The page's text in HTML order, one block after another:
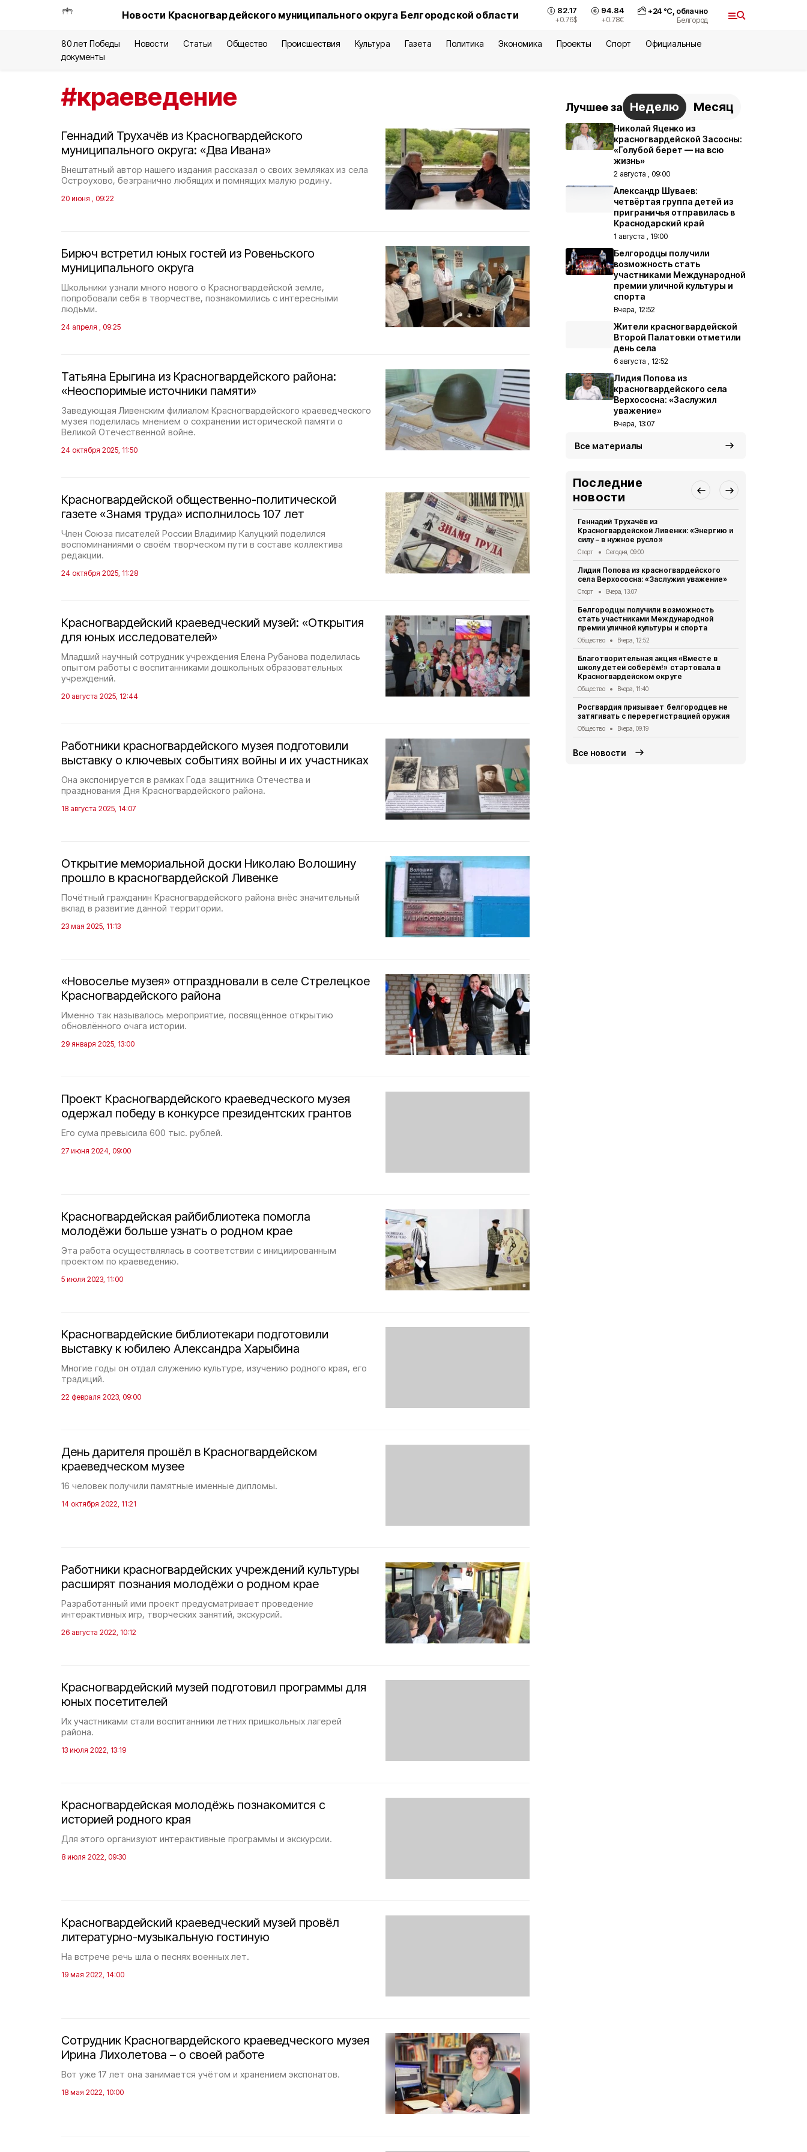
Новости Красногвардейского муниципального округа Белгородской области 82.17
+0.76$
94.84
+0.78€
+24°С, облачно
Белгород
80 лет Победы Новости Статьи Общество Происшествия Культура Газета Политика Экономика Проекты Спорт
Официальные
документы
#краеведение
Геннадий Трухачёв из Красногвардейского
муниципального округа: «Два Ивана»
Внештатный автор нашего издания рассказал о своих земляках из села
Остроухово, безгранично любящих и помнящих малую родину.
20 июня , 09:22
Бирюч встретил юных гостей из Ровеньского
муниципального округа
Школьники узнали много нового о Красногвардейской земле,
попробовали себя в творчестве, познакомились с интересными
людьми.
24 апреля , 09:25
Татьяна Ерыгина из Красногвардейского района:
«Неоспоримые источники памяти»
Заведующая Ливенским филиалом Красногвардейского краеведческого
музея поделилась мнением о сохранении исторической памяти о
Великой Отечественной войне.
24 октября 2025, 11:50
Красногвардейской общественно-политической
газете «Знамя труда» исполнилось 107 лет
Член Союза писателей России Владимир Калуцкий поделился
воспоминаниями о своём творческом пути в составе коллектива
редакции.
24 октября 2025, 11:28
Красногвардейский краеведческий музей: «Открытия
для юных исследователей»
Младший научный сотрудник учреждения Елена Рубанова поделилась
опытом работы с воспитанниками дошкольных образовательных
учреждений.
20 августа 2025, 12:44
Работники красногвардейского музея подготовили
выставку о ключевых событиях войны и их участниках
Она экспонируется в рамках Года защитника Отечества и
празднования Дня Красногвардейского района.
18 августа 2025, 14:07
Открытие мемориальной доски Николаю Волошину
прошло в красногвардейской Ливенке
Почётный гражданин Красногвардейского района внёс значительный
вклад в развитие данной территории.
23 мая 2025, 11:13
«Новоселье музея» отпраздновали в селе Стрелецкое
Красногвардейского района
Именно так называлось мероприятие, посвящённое открытию
обновлённого очага истории.
29 января 2025, 13:00
Проект Красногвардейского краеведческого музея
одержал победу в конкурсе президентских грантов
Его сума превысила 600 тыс. рублей.
27 июня 2024, 09:00
Красногвардейская райбиблиотека помогла
молодёжи больше узнать о родном крае
Эта работа осуществлялась в соответствии с инициированным
проектом по краеведению.
5 июля 2023, 11:00
Красногвардейские библиотекари подготовили
выставку к юбилею Александра Харыбина
Многие годы он отдал служению культуре, изучению родного края, его
традиций.
22 февраля 2023, 09:00
День дарителя прошёл в Красногвардейском
краеведческом музее
16 человек получили памятные именные дипломы.
14 октября 2022, 11:21
Работники красногвардейских учреждений культуры
расширят познания молодёжи о родном крае
Разработанный ими проект предусматривает проведение
интерактивных игр, творческих занятий, экскурсий.
26 августа 2022, 10:12
Красногвардейский музей подготовил программы для
юных посетителей
Их участниками стали воспитанники летних пришкольных лагерей
района.
13 июля 2022, 13:19
Красногвардейская молодёжь познакомится с
историей родного края
Для этого организуют интерактивные программы и экскурсии.
8 июля 2022, 09:30
Красногвардейский краеведческий музей провёл
литературно-музыкальную гостиную
На встрече речь шла о песнях военных лет.
19 мая 2022, 14:00
Сотрудник Красногвардейского краеведческого музея
Ирина Лихолетова – о своей работе
Вот уже 17 лет она занимается учётом и хранением экспонатов.
18 мая 2022, 10:00
Лучшее за Неделю Месяц
Николай Яценко из
красногвардейской Засосны:
«Голубой берет — на всю
жизнь»
2 августа , 09:00
Александр Шуваев:
четвёртая группа детей из
приграничья отправилась в
Краснодарский край
1 августа , 19:00
Белгородцы получили
возможность стать
участниками Международной
премии уличной культуры и
спорта
Вчера, 12:52
Жители красногвардейской
Второй Палатовки отметили
день села
6 августа , 12:52
Лидия Попова из
красногвардейского села
Верхососна: «Заслужил
уважение»
Вчера, 13:07
Все материалы
Последние
новости
Геннадий Трухачёв из
Красногвардейской Ливенки: «Энергию и
силу – в нужное русло»
Спорт Сегодня, 09:00
Лидия Попова из красногвардейского
села Верхососна: «Заслужил уважение»
Спорт Вчера, 13:07
Белгородцы получили возможность
стать участниками Международной
премии уличной культуры и спорта
Общество Вчера, 12:52
Благотворительная акция «Вместе в
школу детей соберём!» стартовала в
Красногвардейском округе
Общество Вчера, 11:40
Росгвардия призывает белгородцев не
затягивать с перерегистрацией оружия
Общество Вчера, 09:19
Все новости